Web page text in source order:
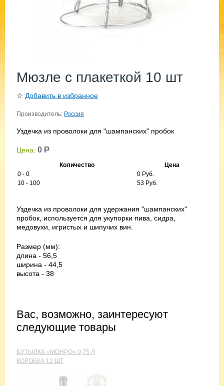
Мюзле с плакеткой 10 шт
☆ Добавить в избранное
Производитель: Россия
Уздечка из проволоки для "шампанских" пробок
Цена: 0 Р
Количество
Цена
0 - 0
0 Руб.
10 - 100
53 Руб.
Уздечка из проволоки для удержания "шампанских"
пробок, используется для укупорки пива, сидра,
медовухи, игристых и шипучих вин.
Размер (мм):
длина - 56,5
ширина - 44,5
высота - 38
Вас, возможно, заинтересуют
следующие товары
БУТЫЛКА «МОНРО» 0,75 Л
КОРОБКА 12 ШТ